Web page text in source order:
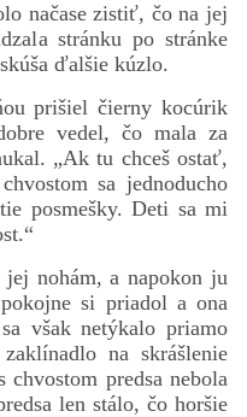
načase zistiť, čo na jej
stránku po stránke
ďalšie kúzlo.
čierny kocúrik
vedel, čo mala za
„Ak tu chceš ostať,
sa jednoducho
posmešky. Deti sa mi
a napokon ju
si priadol a ona
však netýkalo priamo
na skrášlenie
predsa nebola
len stálo, čo horšie